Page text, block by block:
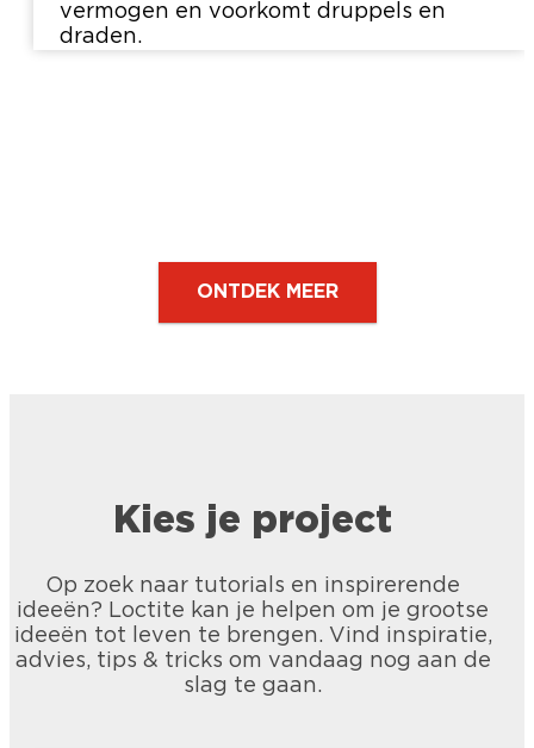
vermogen en voorkomt druppels en
draden.
LOCTITE Liquid
Krachtige lijm ideaal voor moeilijk
bereikbare plaatsen en breukvlakken,
LOCTITE Power Gel, Mini Dose
De met rubber doordrenkte gelformule
LOCTITE Precision
LOCTITE Secondelijm Control
ONTDEK MEER
Kies je project
Op zoek naar tutorials en inspirerende
ideeën? Loctite kan je helpen om je grootse
ideeën tot leven te brengen. Vind inspiratie,
advies, tips & tricks om vandaag nog aan de
slag te gaan.